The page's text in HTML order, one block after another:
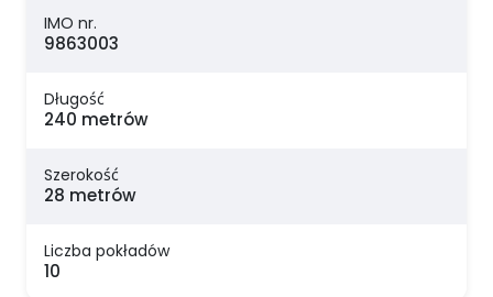
IMO nr.
9863003
Długość
240 metrów
Szerokość
28 metrów
Liczba pokładów
10